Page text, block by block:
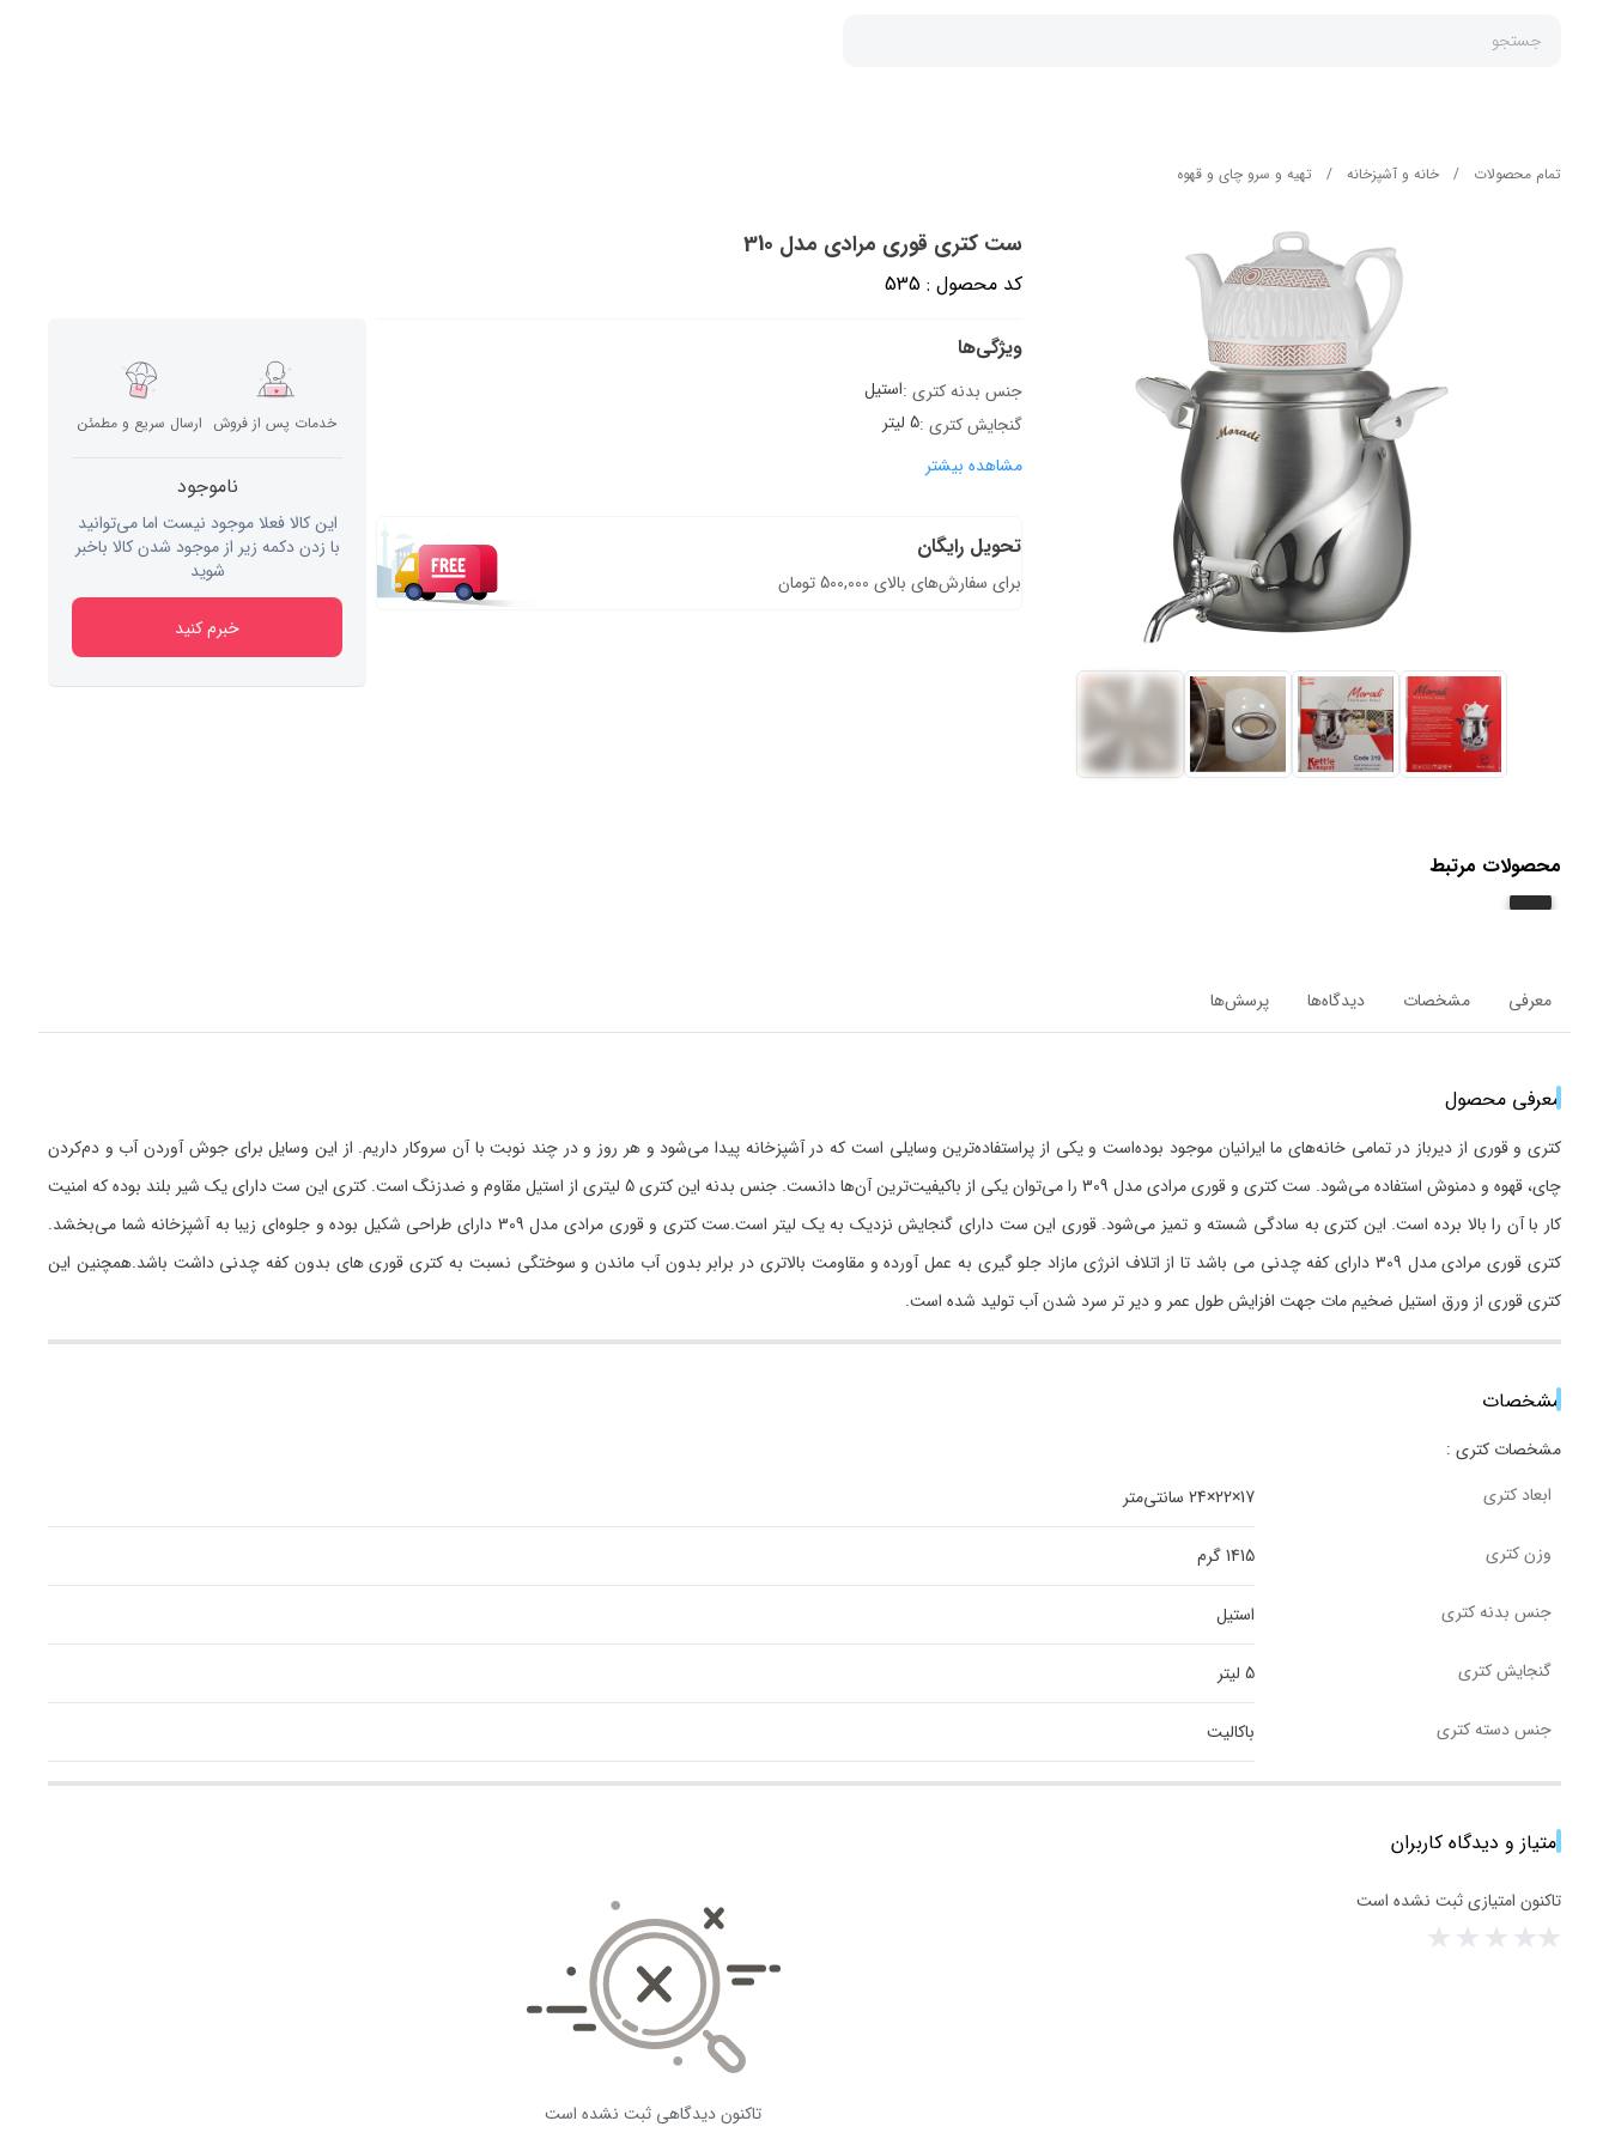
جستجو
تمام محصولات / خانه و آشپزخانه / تهیه و سرو چای و قهوه
ست کتری قوری مرادی مدل 310
کد محصول : 535
ویژگی‌ها
جنس بدنه‌ کتری :استیل
گنجایش کتری :5 لیتر
مشاهده بیشتر
تحویل رایگان
برای سفارش‌های بالای 500,000 تومان
خدمات پس از فروش ارسال سریع و مطمئن
ناموجود
این کالا فعلا موجود نیست اما می‌توانید
با زدن دکمه زیر از موجود شدن کالا باخبر
شوید
خبرم کنید
محصولات مرتبط
معرفی مشخصات دیدگاه‌ها پرسش‌ها
معرفی محصول
کتری و قوری از دیرباز در تمامی خانه‌های ما ایرانیان موجود بوده‌است و یکی از پراستفاده‌ترین وسایلی است که در آشپزخانه پیدا می‌شود و هر روز و در چند نوبت با آن سروکار داریم. از این وسایل برای جوش آوردن آب و دم‌کردن
چای، قهوه و دمنوش استفاده می‌شود. ست کتری و قوری مرادی مدل 309 را می‌توان یکی از باکیفیت‌ترین آن‌ها دانست. جنس بدنه این کتری 5 لیتری از استیل مقاوم و ضدزنگ است. کتری این ست دارای یک شیر بلند بوده که امنیت
کار با آن را بالا برده است. این کتری به سادگی شسته و تمیز می‌شود. قوری این ست دارای گنجایش نزدیک به یک لیتر است.ست کتری و قوری مرادی مدل 309 دارای طراحی شکیل بوده و جلوه‌ای زیبا به آشپزخانه شما می‌بخشد.
کتری قوری مرادی مدل 309 دارای کفه چدنی می باشد تا از اتلاف انرژی مازاد جلو گیری به عمل آورده و مقاومت بالاتری در برابر بدون آب ماندن و سوختگی نسبت به کتری قوری های بدون کفه چدنی داشت باشد.همچنین این
کتری قوری از ورق استیل ضخیم مات جهت افزایش طول عمر و دیر تر سرد شدن آب تولید شده است.
مشخصات
مشخصات کتری :
ابعاد کتری
17×22×24 سانتی‌متر
وزن کتری 1415 گرم
جنس بدنه‌ کتری استیل
گنجایش کتری 5 لیتر
جنس دسته کتری باکالیت
امتیاز و دیدگاه کاربران
تاکنون امتیازی ثبت نشده است
تاکنون دیدگاهی ثبت نشده است